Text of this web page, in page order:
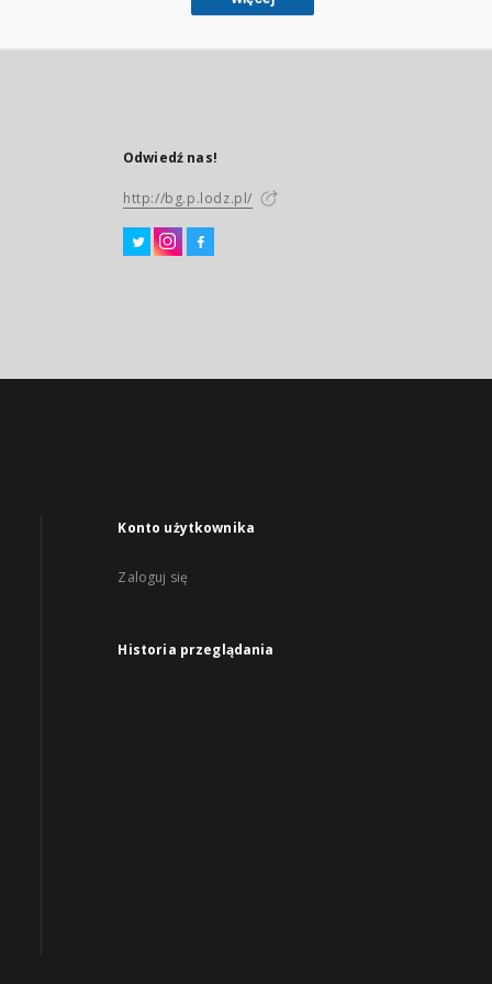
Odwiedź nas!
http://bg.p.lodz.pl/
Konto użytkownika
Zaloguj się
Historia przeglądania